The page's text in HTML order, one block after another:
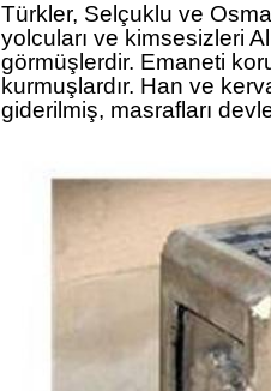
Türkler, Selçuklu ve
yolcuları ve kimsesizleri
görmüşlerdir. Emaneti
kurmuşlardır. Han ve
giderilmiş, masrafları